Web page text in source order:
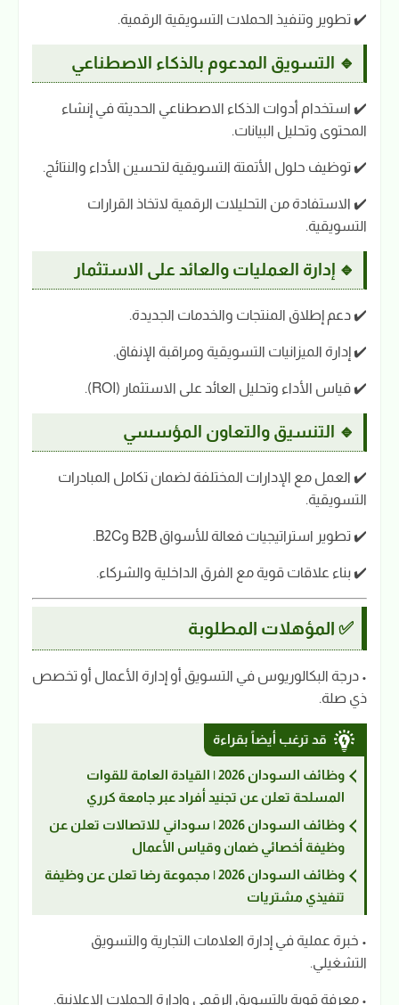
✔️ تطوير وتنفيذ الحملات التسويقية الرقمية.
🔹 التسويق المدعوم بالذكاء الاصطناعي
✔️ استخدام أدوات الذكاء الاصطناعي الحديثة في إنشاء
المحتوى وتحليل البيانات.
✔️ توظيف حلول الأتمتة التسويقية لتحسين الأداء والنتائج.
✔️ الاستفادة من التحليلات الرقمية لاتخاذ القرارات
التسويقية.
🔹 إدارة العمليات والعائد على الاستثمار
✔️ دعم إطلاق المنتجات والخدمات الجديدة.
✔️ إدارة الميزانيات التسويقية ومراقبة الإنفاق.
✔️ قياس الأداء وتحليل العائد على الاستثمار (ROI).
🔹 التنسيق والتعاون المؤسسي
✔️ العمل مع الإدارات المختلفة لضمان تكامل المبادرات
التسويقية.
✔️ تطوير استراتيجيات فعالة للأسواق B2B وB2C.
✔️ بناء علاقات قوية مع الفرق الداخلية والشركاء.
✅ المؤهلات المطلوبة
• درجة البكالوريوس في التسويق أو إدارة الأعمال أو تخصص
ذي صلة.
قد ترغب أيضاً بقراءة
وظائف السودان 2026 | القيادة العامة للقوات
المسلحة تعلن عن تجنيد أفراد عبر جامعة كرري
وظائف السودان 2026 | سوداني للاتصالات تعلن عن
وظيفة أخصائي ضمان وقياس الأعمال
وظائف السودان 2026 | مجموعة رضا تعلن عن وظيفة
تنفيذي مشتريات
• خبرة عملية في إدارة العلامات التجارية والتسويق
التشغيلي.
• معرفة قوية بالتسويق الرقمي وإدارة الحملات الإعلانية.